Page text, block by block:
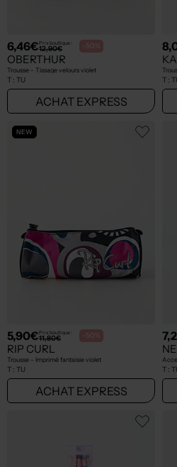
6,46€Prix boutique :
12,90€ -50%
OBERTHUR
Trousse - Tissage velours violet
T : TU
ACHAT EXPRESS
T :
NEW
5,90€Prix boutique :
11,80€ -50%
RIP CURL
Trousse - Imprimé fantaisie violet
T : TU
ACHAT EXPRESS
T :